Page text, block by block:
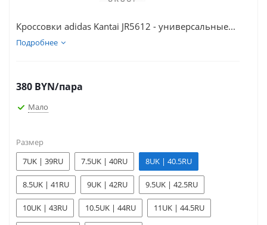
Кроссовки adidas Kantai JR5612 - универсальные...
Подробнее
380 BYN/пара
Мало
Размер
7UK | 39RU
7.5UK | 40RU 8UK | 40.5RU
8.5UK | 41RU 9UK | 42RU 9.5UK | 42.5RU
10UK | 43RU 10.5UK | 44RU 11UK | 44.5RU